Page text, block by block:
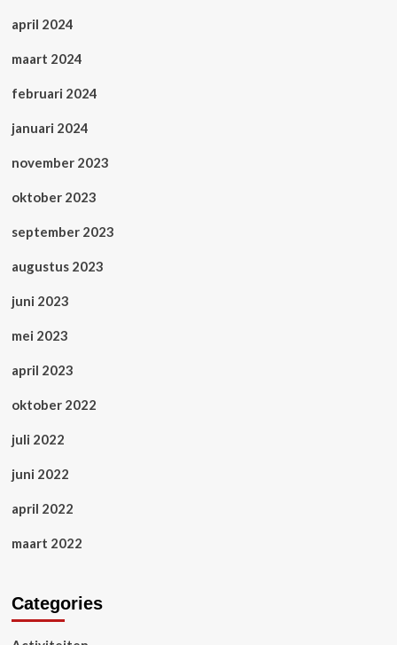
april 2024
maart 2024
februari 2024
januari 2024
november 2023
oktober 2023
september 2023
augustus 2023
juni 2023
mei 2023
april 2023
oktober 2022
juli 2022
juni 2022
april 2022
maart 2022
Categories